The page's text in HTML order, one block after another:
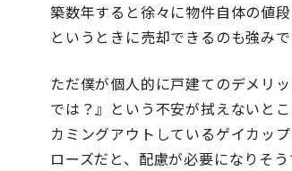
築数年すると徐々に物件自体の値
というときに売却できるのも強みで
ただ僕が個人的に戸建てのデメリ
では？』という不安が拭えないとこ
カミングアウトしているゲイカッ
ローズだと、配慮が必要になりそう